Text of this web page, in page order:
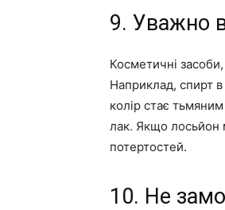
9. Уважно
Косметичні
Наприклад, спирт в
колір стає
лак. Якщо лосьйон
потертостей.
10. Не